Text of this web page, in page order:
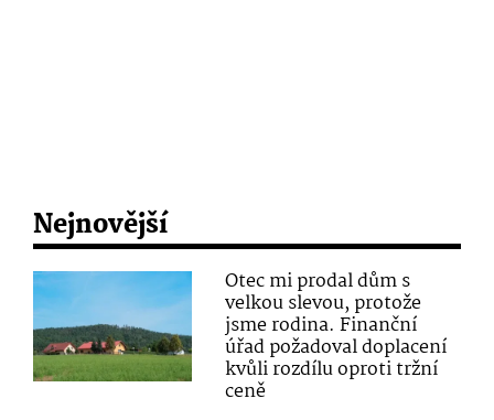
Nejnovější
Otec mi prodal dům s
velkou slevou, protože
jsme rodina. Finanční
úřad požadoval doplacení
kvůli rozdílu oproti tržní
ceně